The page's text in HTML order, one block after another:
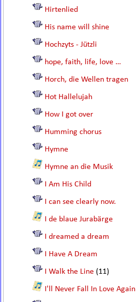
Hirtenlied
His name will shine
Hochzyts - Jützli
hope, faith, life, love …
Horch, die Wellen tragen
Hot Hallelujah
How I got over
Humming chorus
Hymne
Hymne an die Musik
I Am His Child
I can see clearly now.
I de blaue Jurabärge
I dreamed a dream
I Have A Dream
I Walk the Line (11)
I'll Never Fall In Love Again